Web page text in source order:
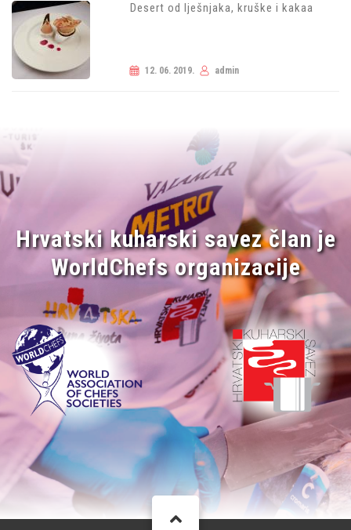
Desert od lješnjaka, kruške i kakaa
12. 06. 2019. admin
Hrvatski kuharski savez član je
WorldChefs organizacije